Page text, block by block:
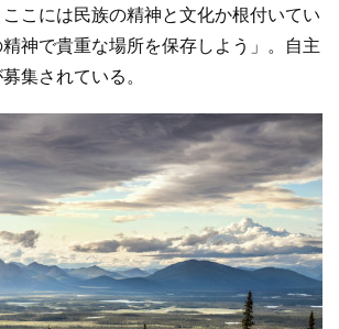
こには民族の精神と文化か根付いてい
神で貴重な場所を保存しよう」。自主
集されている。